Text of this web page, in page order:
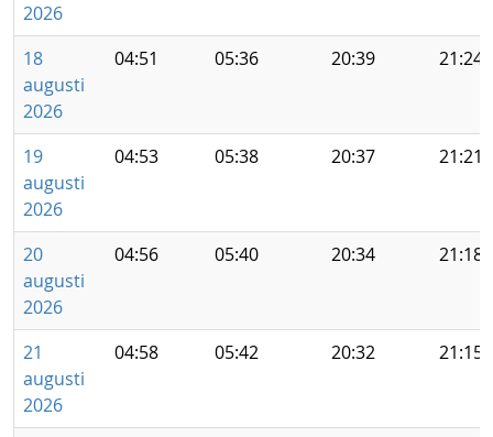
2026
18
augusti
2026
04:51 05:36 20:39 21:24
19
augusti
2026
04:53 05:38 20:37 21:21
20
augusti
2026
04:56 05:40 20:34 21:18
21
augusti
2026
04:58 05:42 20:32 21:15